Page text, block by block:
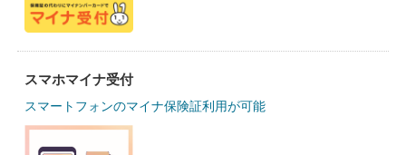
スマホマイナ受付
スマートフォンのマイナ保険証利用が可能